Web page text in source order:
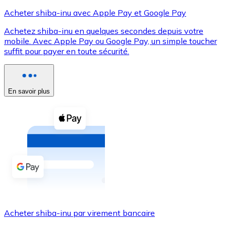
XRP
XRP
Voir toutes
Coupons crypto
Achetez des cryptomonnaies en espèces et d'autres
Acheter avec espèces
Virement SEPA
Acheter shiba-inu avec Apple Pay et Google Pay
Achetez shiba-inu en quelques secondes depuis votre
mobile. Avec Apple Pay ou Google Pay, un simple toucher
suffit pour payer en toute sécurité.
En savoir plus
Acheter shiba-inu par virement bancaire